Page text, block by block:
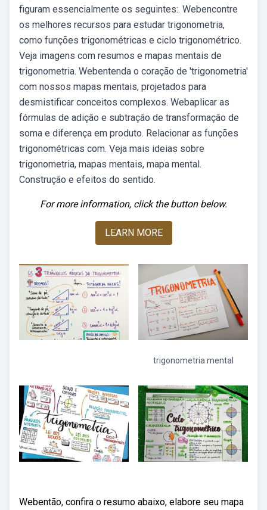
figuram essencialmente os seguintes:. Webencontre
os melhores recursos para estudar trigonometria,
como funções trigonométricas e ciclo trigonométrico.
Veja imagens com resumos e mapas mentais de
trigonometria. Webentenda o coração de 'trigonometria'
com nossos mapas mentais, projetados para
desmistificar conceitos complexos. Webaplicar as
fórmulas de adição e subtração de transformação de
soma e diferença em produto. Relacionar as funções
trigonométricas com. Veja mais ideias sobre
trigonometria, mapas mentais, mapa mental.
Construção e efeitos do sentido.
For more information, click the button below.
LEARN MORE
trigonometria mental
Webentão, confira o resumo abaixo, elabore seu mapa